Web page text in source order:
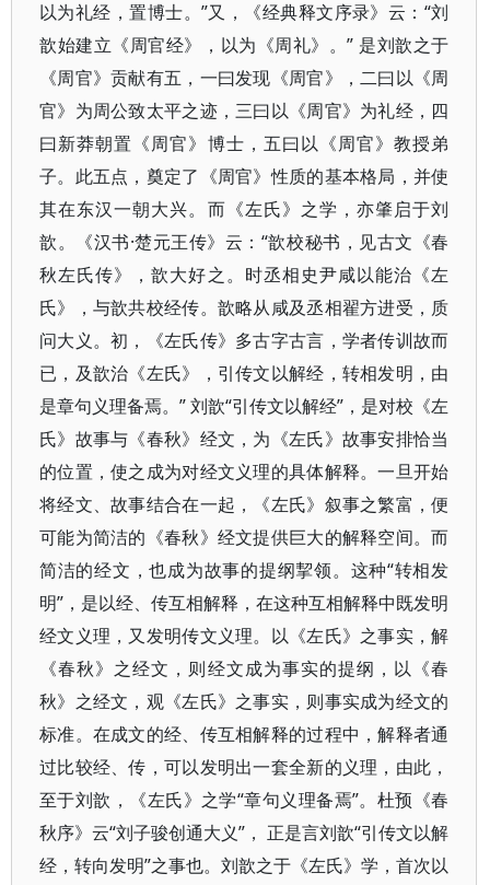
以为礼经，置博士。”又，《经典释文序录》云：“刘
歆始建立《周官经》，以为《周礼》。” 是刘歆之于
《周官》贡献有五，一曰发现《周官》，二曰以《周
官》为周公致太平之迹，三曰以《周官》为礼经，四
曰新莽朝置《周官》博士，五曰以《周官》教授弟
子。此五点，奠定了《周官》性质的基本格局，并使
其在东汉一朝大兴。而《左氏》之学，亦肇启于刘
歆。《汉书·楚元王传》云：“歆校秘书，见古文《春
秋左氏传》，歆大好之。时丞相史尹咸以能治《左
氏》，与歆共校经传。歆略从咸及丞相翟方进受，质
问大义。初，《左氏传》多古字古言，学者传训故而
已，及歆治《左氏》，引传文以解经，转相发明，由
是章句义理备焉。” 刘歆“引传文以解经”，是对校《左
氏》故事与《春秋》经文，为《左氏》故事安排恰当
的位置，使之成为对经文义理的具体解释。一旦开始
将经文、故事结合在一起，《左氏》叙事之繁富，便
可能为简洁的《春秋》经文提供巨大的解释空间。而
简洁的经文，也成为故事的提纲挈领。这种“转相发
明”，是以经、传互相解释，在这种互相解释中既发明
经文义理，又发明传文义理。以《左氏》之事实，解
《春秋》之经文，则经文成为事实的提纲，以《春
秋》之经文，观《左氏》之事实，则事实成为经文的
标准。在成文的经、传互相解释的过程中，解释者通
过比较经、传，可以发明出一套全新的义理，由此，
至于刘歆，《左氏》之学“章句义理备焉”。杜预《春
秋序》云“刘子骏创通大义”， 正是言刘歆“引传文以解
经，转向发明”之事也。刘歆之于《左氏》学，首次以